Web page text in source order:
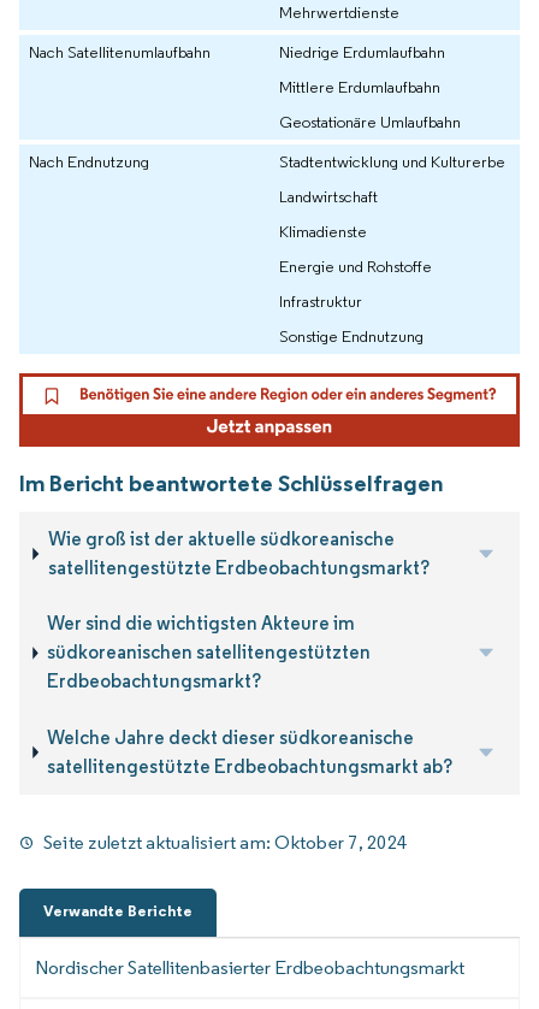
Mehrwertdienste
Nach Satellitenumlaufbahn
Niedrige Erdumlaufbahn
Mittlere Erdumlaufbahn
Geostationäre Umlaufbahn
Nach Endnutzung
Stadtentwicklung und Kulturerbe
Landwirtschaft
Klimadienste
Energie und Rohstoffe
Infrastruktur
Sonstige Endnutzung
Im Bericht beantwortete Schlüsselfragen
Wie groß ist der aktuelle südkoreanische
satellitengestützte Erdbeobachtungsmarkt?
Wer sind die wichtigsten Akteure im
südkoreanischen satellitengestützten
Erdbeobachtungsmarkt?
Welche Jahre deckt dieser südkoreanische
satellitengestützte Erdbeobachtungsmarkt ab?
Seite zuletzt aktualisiert am:Oktober 7, 2024
Verwandte Berichte
Nordischer Satellitenbasierter Erdbeobachtungsmarkt